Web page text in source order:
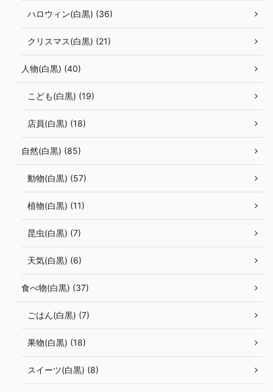
ハロウィン(白黒) (36)
クリスマス(白黒) (21)
人物(白黒) (40)
こども(白黒) (19)
店員(白黒) (18)
自然(白黒) (85)
動物(白黒) (57)
植物(白黒) (11)
昆虫(白黒) (7)
天気(白黒) (6)
食べ物(白黒) (37)
ごはん(白黒) (7)
果物(白黒) (18)
スイーツ(白黒) (8)